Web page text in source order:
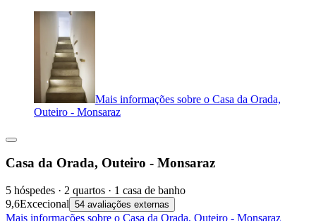
Mais informações sobre o Casa da Orada,
Outeiro - Monsaraz
Casa da Orada, Outeiro - Monsaraz
5 hóspedes · 2 quartos · 1 casa de banho
9,6Excecional 54 avaliações externas
Mais informações sobre o Casa da Orada, Outeiro - Monsaraz